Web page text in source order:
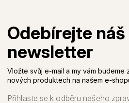
Vložte svůj e-mail a my vám budeme
nových produktech na našem e-